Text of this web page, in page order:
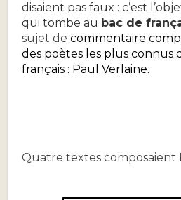
disaient pas faux : c’est
qui tombe au bac de
sujet decommentaire
des poètes les plus connus
français : Paul Verlaine.
Quatre textes composaient